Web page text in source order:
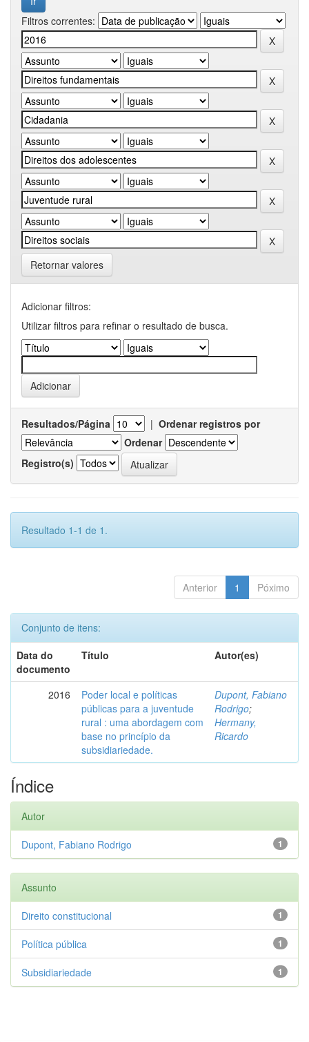
Filtros correntes:
Retornar valores
Adicionar filtros:
Utilizar filtros para refinar o resultado de busca.
Resultados/Página | Ordenar registros por
Ordenar
Registro(s)
Resultado 1-1 de 1.
Anterior 1 Póximo
Conjunto de itens:
Data do
documento
Título Autor(es)
2016
Poder local e políticas
públicas para a juventude
rural : uma abordagem com
base no princípio da
subsidiariedade.
Dupont, Fabiano
Rodrigo;
Hermany,
Ricardo
Índice
Autor
1
Dupont, Fabiano Rodrigo
Assunto
1
Direito constitucional
1
Política pública
1
Subsidiariedade